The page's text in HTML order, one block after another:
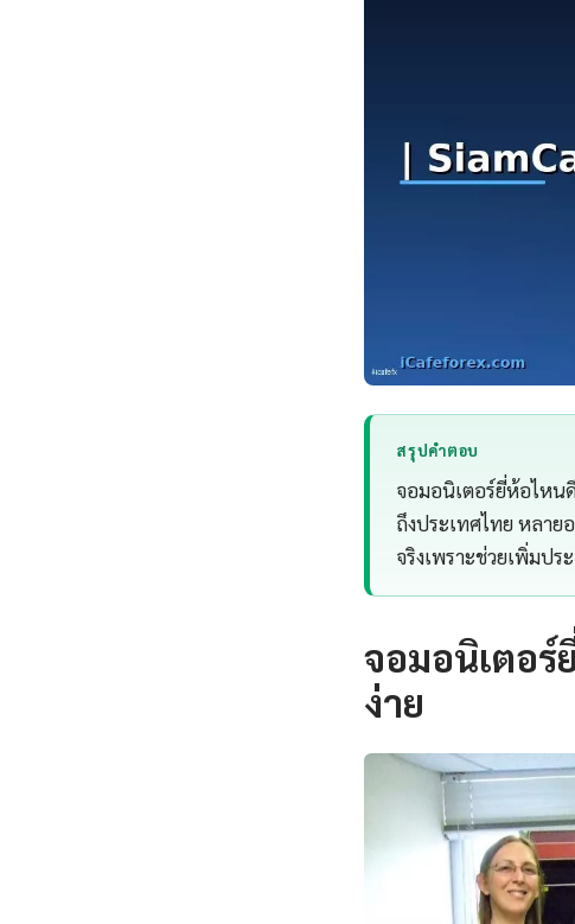
สรุปคำตอบ
จอมอนิเตอร์ยี่ห้อไหน
ถึงประเทศไทย หลา
จริงเพราะช่วยเพิ่มป
จอมอนิเตอร์
ง่าย